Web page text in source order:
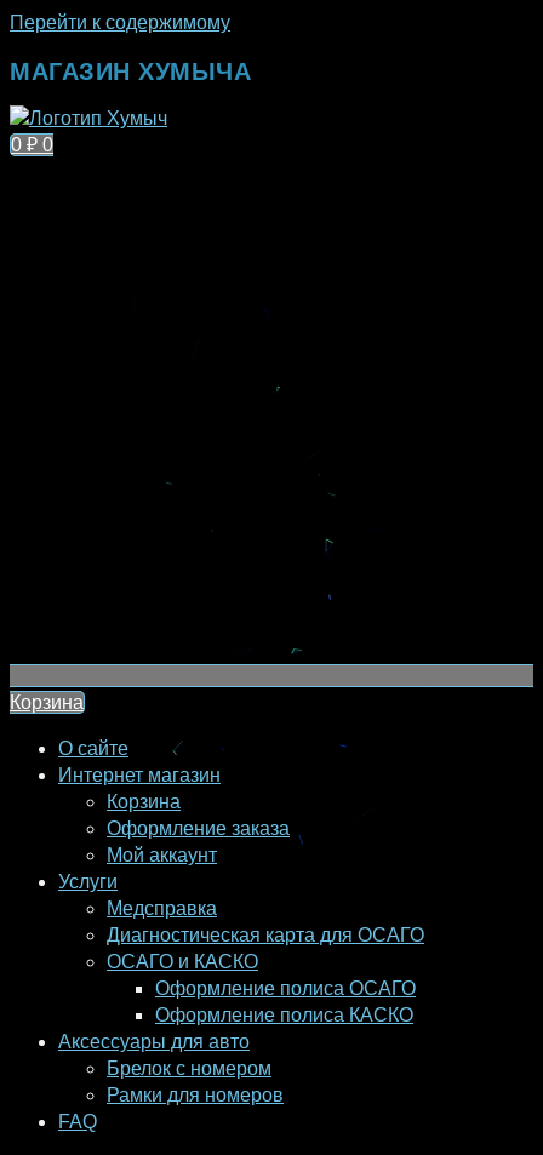
Перейти к содержимому
МАГАЗИН ХУМЫЧА
0 ₽ 0
Корзина
О сайте
Интернет магазин
Корзина
Оформление заказа
Мой аккаунт
Услуги
Медсправка
Диагностическая карта для ОСАГО
ОСАГО и КАСКО
Оформление полиса ОСАГО
Оформление полиса КАСКО
Аксессуары для авто
Брелок с номером
Рамки для номеров
FAQ